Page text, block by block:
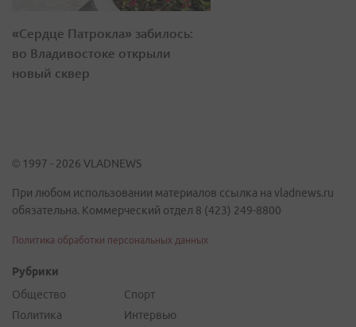
«Сердце Патрокла» забилось:
во Владивостоке открыли
новый сквер
© 1997 - 2026 VLADNEWS
При любом использовании материалов ссылка на vladnews.ru
обязательна. Коммерческий отдел 8 (423) 249-8800
Политика обработки персональных данных
Рубрики
Общество
Политика
Спорт
Интервью